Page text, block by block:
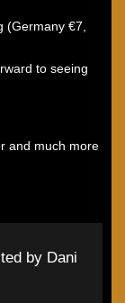
(Germany €7,
to seeing
and much more
by Dani